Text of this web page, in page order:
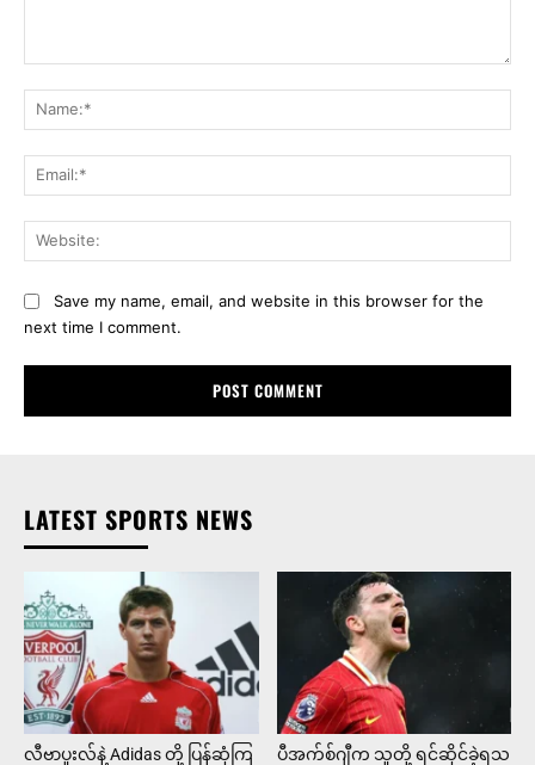
Save my name, email, and website in this browser for the
next time I comment.
LATEST SPORTS NEWS
လီဗာပူးလ်နဲ့ Adidas တို့ ပြန်ဆုံကြ
ပီအက်စ်ဂျီက သူတို့ ရင်ဆိုင်ခဲ့ရသ